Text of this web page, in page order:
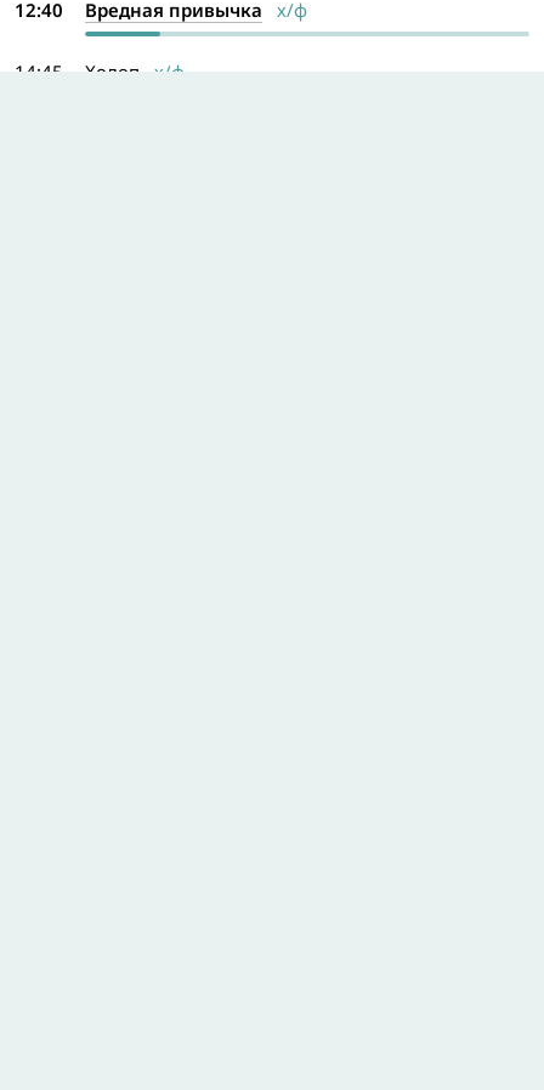
12:40
Вредная привычка х/ф
14:45 Холоп х/ф